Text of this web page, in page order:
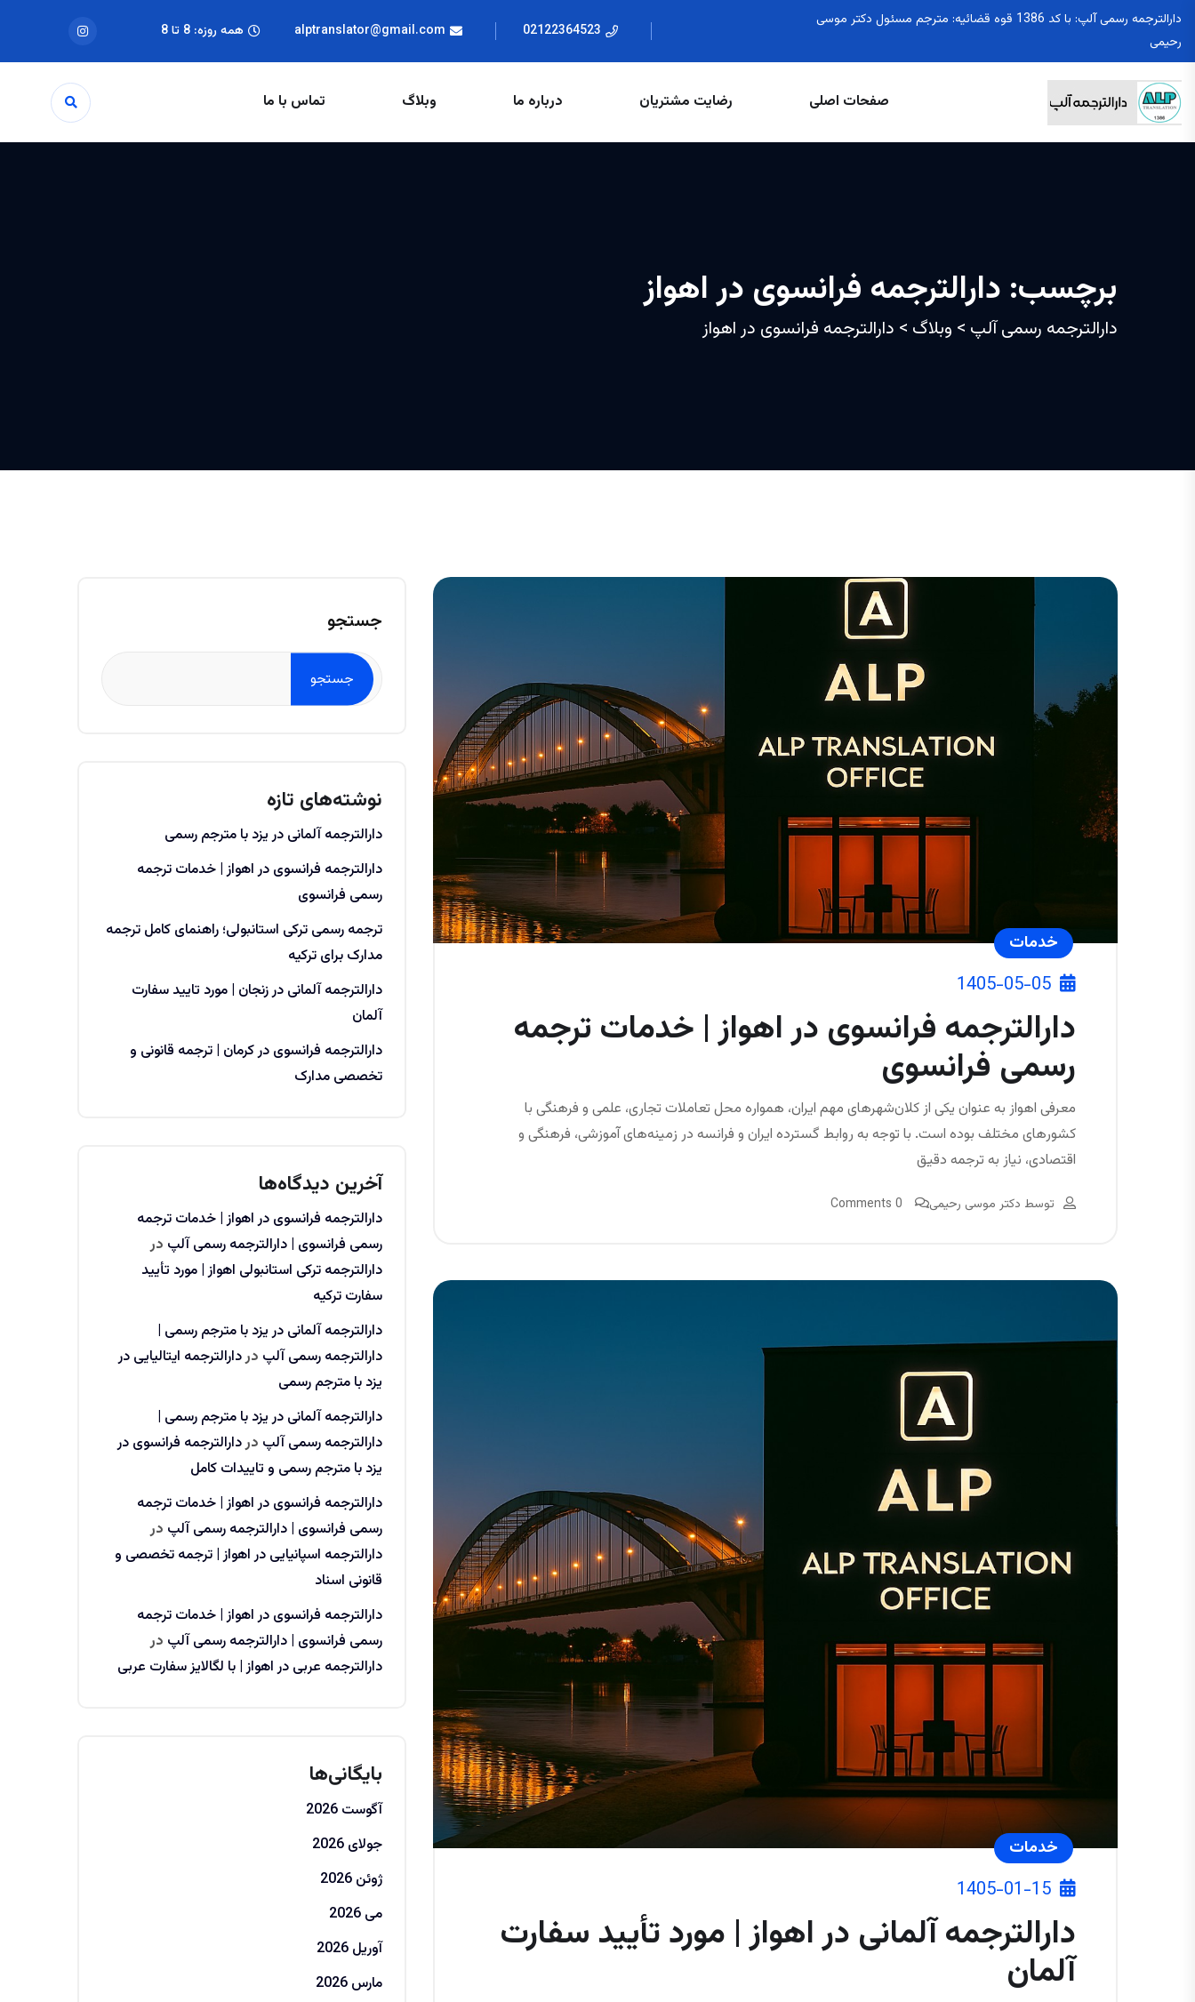
دارالترجمه رسمی آلپ: با کد 1386 قوه قضائیه: مترجم مسئول دکتر موسی
رحیمی
02122364523
alptranslator@gmail.com همه روزه: 8 تا 8
صفحات اصلی رضایت مشتریان درباره ما وبلاگ تماس با ما
برچسب: دارالترجمه فرانسوی در اهواز
دارالترجمه رسمی آلپ > وبلاگ > دارالترجمه فرانسوی در اهواز
خدمات
1405-05-05
دارالترجمه فرانسوی در اهواز | خدمات ترجمه
رسمی فرانسوی
معرفی اهواز به عنوان یکی از کلان‌شهرهای مهم ایران، همواره محل تعاملات تجاری، علمی و فرهنگی با
کشورهای مختلف بوده است. با توجه به روابط گسترده ایران و فرانسه در زمینه‌های آموزشی، فرهنگی و
اقتصادی، نیاز به ترجمه دقیق
توسط دکتر موسی رحیمی 0 Comments
خدمات
1405-01-15
دارالترجمه آلمانی در اهواز | مورد تأیید سفارت
آلمان
جستجو
جستجو
نوشته‌های تازه
دارالترجمه آلمانی در یزد با مترجم رسمی
دارالترجمه فرانسوی در اهواز | خدمات ترجمه
رسمی فرانسوی
ترجمه رسمی ترکی استانبولی؛ راهنمای کامل ترجمه
مدارک برای ترکیه
دارالترجمه آلمانی در زنجان | مورد تایید سفارت
آلمان
دارالترجمه فرانسوی در کرمان | ترجمه قانونی و
تخصصی مدارک
آخرین دیدگاه‌ها
دارالترجمه فرانسوی در اهواز | خدمات ترجمه
رسمی فرانسوی | دارالترجمه رسمی آلپ در
دارالترجمه ترکی استانبولی اهواز | مورد تأیید
سفارت ترکیه
دارالترجمه آلمانی در یزد با مترجم رسمی |
دارالترجمه رسمی آلپ دردارالترجمه ایتالیایی در
یزد با مترجم رسمی
دارالترجمه آلمانی در یزد با مترجم رسمی |
دارالترجمه رسمی آلپ دردارالترجمه فرانسوی در
یزد با مترجم رسمی و تاییدات کامل
دارالترجمه فرانسوی در اهواز | خدمات ترجمه
رسمی فرانسوی | دارالترجمه رسمی آلپ در
دارالترجمه اسپانیایی در اهواز | ترجمه تخصصی و
قانونی اسناد
دارالترجمه فرانسوی در اهواز | خدمات ترجمه
رسمی فرانسوی | دارالترجمه رسمی آلپ در
دارالترجمه عربی در اهواز | با لگالایز سفارت عربی
بایگانی‌ها
آگوست 2026
جولای 2026
ژوئن 2026
می 2026
آوریل 2026
مارس 2026